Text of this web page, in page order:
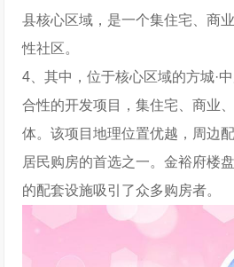
县核心区域，是一个集住宅、商
性社区。
4、其中，位于核心区域的方城·
合性的开发项目，集住宅、商业
体。该项目地理位置优越，周边
居民购房的首选之一。金裕府楼
的配套设施吸引了众多购房者。